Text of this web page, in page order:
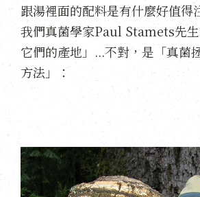
跟湯裡面的配料是有什麼好值得
我們真菌學家Paul Stamets先
它們的產地」...不對，是「真菌
方法」：